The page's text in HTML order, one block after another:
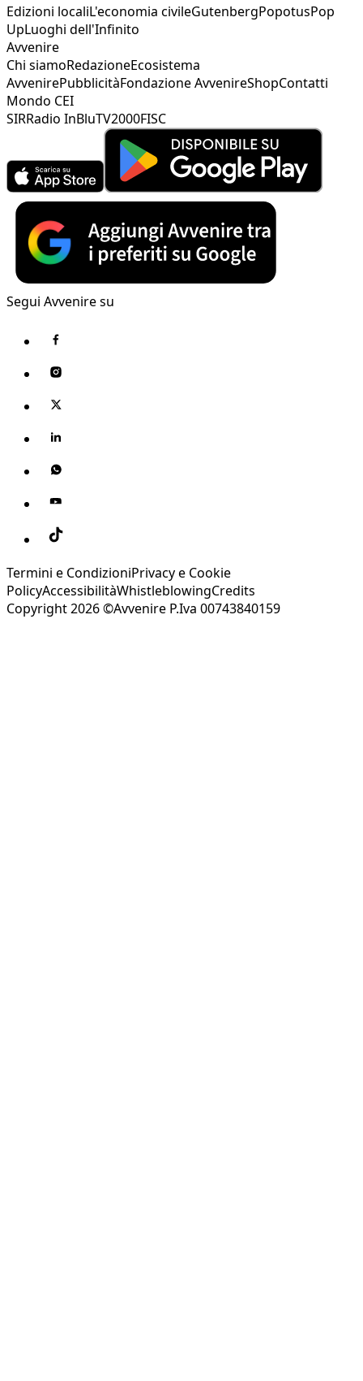
Edizioni localiL'economia civileGutenbergPopotusPop
UpLuoghi dell'Infinito
Avvenire
Chi siamoRedazioneEcosistema
AvvenirePubblicitàFondazione AvvenireShopContatti
Mondo CEI
SIRRadio InBluTV2000FISC
Segui Avvenire su
Termini e CondizioniPrivacy e Cookie
PolicyAccessibilitàWhistleblowingCredits
Copyright 2026 ©Avvenire P.Iva 00743840159